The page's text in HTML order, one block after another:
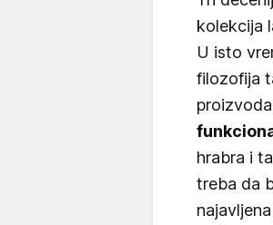
kolekcija
U isto
filozofija
hrabra i
treba da